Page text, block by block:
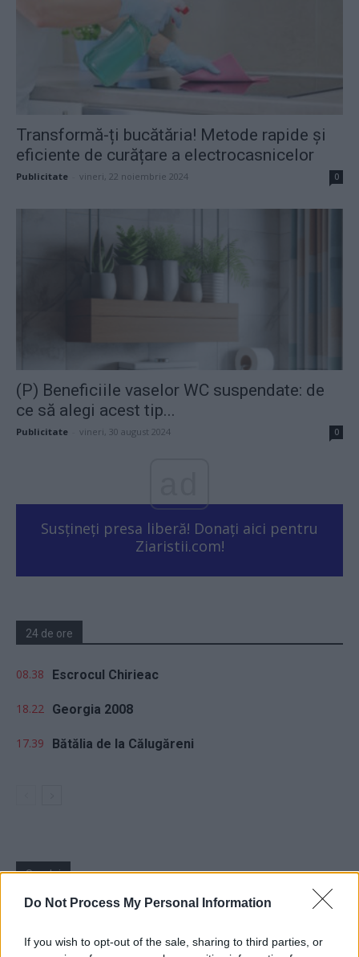
Do Not Process My Personal Information
If you wish to opt-out of the sale, sharing to third parties, or
Transformă-ți bucătăria! Metode rapide și
eficiente de curățare a electrocasnicelor
Publicitate vineri, 22 noiembrie 2024 0
(P) Beneficiile vaselor WC suspendate: de
ce să alegi acest tip...
Publicitate vineri, 30 august 2024 0
Susțineți presa liberă! Donați aici pentru
Ziaristii.com!
24 de ore
08.38 Escrocul Chirieac
18.22 Georgia 2008
17.39 Bătălia de la Călugăreni
Sondaj
Ce partid ați vota dacă alegerile parlamentare ar avea